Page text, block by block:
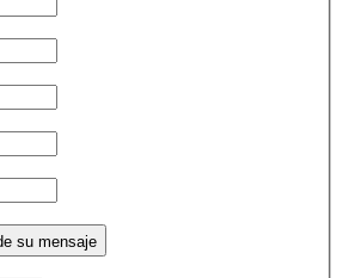
su mensaje